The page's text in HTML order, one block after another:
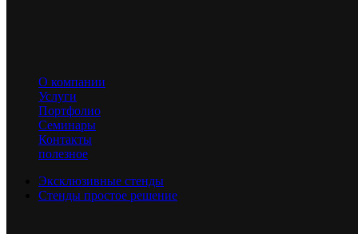
О компании
Услуги
Портфолио
Семинары
Контакты
полезное
Эксклюзивные стенды
Стенды простое решение
Выставка
Информационные технологии и коммуникации
Кубинка, ВС РФ Патриот